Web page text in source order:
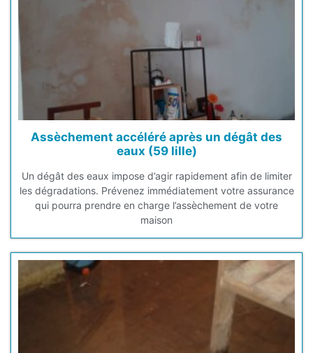
Assèchement accéléré après un dégât des
eaux (59 lille)
Un dégât des eaux impose d’agir rapidement afin de limiter
les dégradations. Prévenez immédiatement votre assurance
qui pourra prendre en charge l’assèchement de votre
maison